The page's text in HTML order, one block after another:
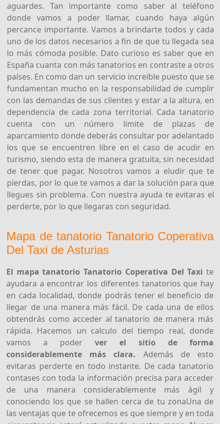
aguardes. Tan importante como saber al teléfono
donde vamos a poder llamar, cuando haya algún
percance importante. Vamos a brindarte todos y cada
uno de los datos necesarios a fin de que tu llegada sea
lo más cómoda posible. Dato curioso es saber que en
España cuanta con más tanatorios en contraste a otros
países. En como dan un servicio increíble puesto que se
fundamentan mucho en la responsabilidad de cumplir
con las demandas de sus clientes y estar a la altura, en
dependencia de cada zona territorial. Cada tanatorio
cuenta con un número limite de plazas de
aparcamiento donde deberás consultar por adelantado
los que se encuentren libre en el caso de acudir en
turismo, siendo esta de manera gratuita, sin necesidad
de tener que pagar. Nosotros vamos a eludir que te
pierdas, por lo que te vamos a dar la solución para que
llegues sin problema. Con nuestra ayuda te evitaras el
perderte, por lo que llegaras con seguridad.
Mapa de tanatorio Tanatorio Coperativa
Del Taxi de Asturias
El mapa tanatorio Tanatorio Coperativa Del Taxi te
ayudara a encontrar los diferentes tanatorios que hay
en cada localidad, donde podrás tener el beneficio de
llegar de una manera más fácil. De cada una de ellos
obtendrás como acceder al tanatorio de manera más
rápida. Hacemos un calculo del tiempo real, donde
vamos a poder ver el sitio de forma
considerablemente más clara. Además de esto
evitaras perderte en todo instante. De cada tanatorio
contases con toda la información precisa para acceder
de una manera considerablemente más ágil y
conociendo los que se hallen cerca de tu zonaUna de
las ventajas que te ofrecemos es que siempre y en toda